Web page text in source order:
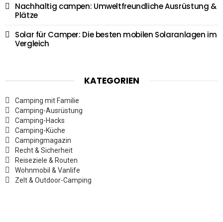
Nachhaltig campen: Umweltfreundliche Ausrüstung &
Plätze
Solar für Camper: Die besten mobilen Solaranlagen im
Vergleich
KATEGORIEN
Camping mit Familie
Camping-Ausrüstung
Camping-Hacks
Camping-Küche
Campingmagazin
Recht & Sicherheit
Reiseziele & Routen
Wohnmobil & Vanlife
Zelt & Outdoor-Camping